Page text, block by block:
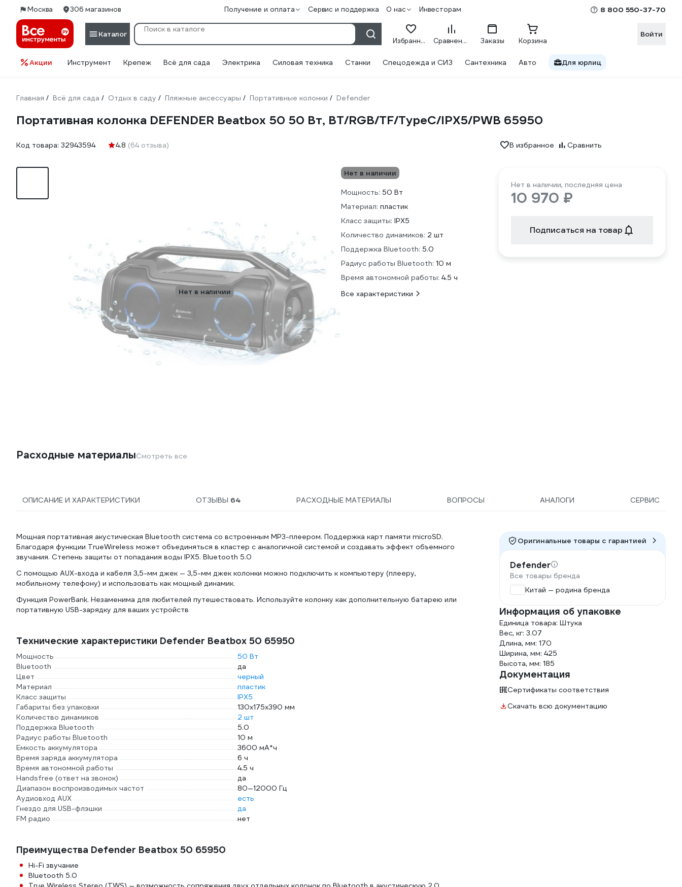
Москва 306 магазинов Получение и оплата Сервис и поддержка О нас Инвесторам 8 800 550-37-70
Каталог
Избранное Сравнение Заказы Корзина
Войти
Акции Инструмент Крепеж Всё для сада Электрика Силовая техника Станки Спецодежда и СИЗ Сантехника Авто Для юрлиц
Главная / Всё для сада / Отдых в саду / Пляжные аксессуары / Портативные колонки / Defender
Портативная колонка DEFENDER Beatbox 50 50 Вт, BT/RGB/TF/TypeC/IPX5/PWB 65950
Код товара: 32943594 4.8 (64 отзыва) В избранное Сравнить
Нет в наличии
Нет в наличии
Мощность: 50 Вт
Материал: пластик
Класс защиты: IPX5
Количество динамиков: 2 шт
Поддержка Bluetooth: 5.0
Радиус работы Bluetooth: 10 м
Время автономной работы: 4.5 ч
Все характеристики
Нет в наличии, последняя цена
10 970 ₽
Подписаться на товар
Расходные материалыСмотреть все
ОПИСАНИЕ И ХАРАКТЕРИСТИКИ ОТЗЫВЫ 64 РАСХОДНЫЕ МАТЕРИАЛЫ ВОПРОСЫ АНАЛОГИ СЕРВИС
Мощная портативная акустическая Bluetooth система со встроенным MP3-плеером. Поддержка карт памяти microSD.
Благодаря функции TrueWireless может объединяться в кластер с аналогичной системой и создавать эффект объемного
звучания. Степень защиты от попадания воды IPX5. Bluetooth 5.0
С помощью AUX-входа и кабеля 3,5-мм джек — 3,5-мм джек колонки можно подключить к компьютеру (плееру,
мобильному телефону) и использовать как мощный динамик.
Функция PowerBank. Незаменима для любителей путешествовать. Используйте колонку как дополнительную батарею или
портативную USB-зарядку для ваших устройств
Технические характеристики Defender Beatbox 50 65950
Мощность
50 Вт
Bluetooth
да
Цвет
черный
Материал
пластик
Класс защиты
IPX5
Габариты без упаковки
130х175х390 мм
Количество динамиков
2 шт
Поддержка Bluetooth
5.0
Радиус работы Bluetooth
10 м
Емкость аккумулятора
3600 мА*ч
Время заряда аккумулятора
6 ч
Время автономной работы
4.5 ч
Handsfree (ответ на звонок)
да
Диапазон воспроизводимых частот
80—12000 Гц
Аудиовход AUX
есть
Гнездо для USB-флэшки
да
FM радио
нет
Преимущества Defender Beatbox 50 65950
Hi-Fi звучание
Bluetooth 5.0
Оригинальные товары c гарантией
Defender
Все товары бренда
Китай — родина бренда
Информация об упаковке
Единица товара: Штука
Вес, кг: 3.07
Длина, мм: 170
Ширина, мм: 425
Высота, мм: 185
Документация
Сертификаты соответствия
Скачать всю документацию